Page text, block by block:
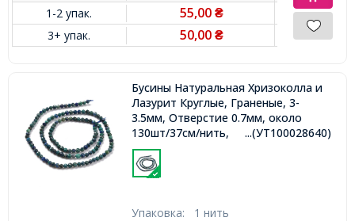
1-2 упак.
55,00₴
3+ упак. 50,00₴
Бусины Натуральная Хризоколла и
Лазурит Круглые, Граненые, 3-
3.5мм, Отверстие 0.7мм, около
130шт/37см/нить,
...(УТ100028640)
Упаковка: 1 нить